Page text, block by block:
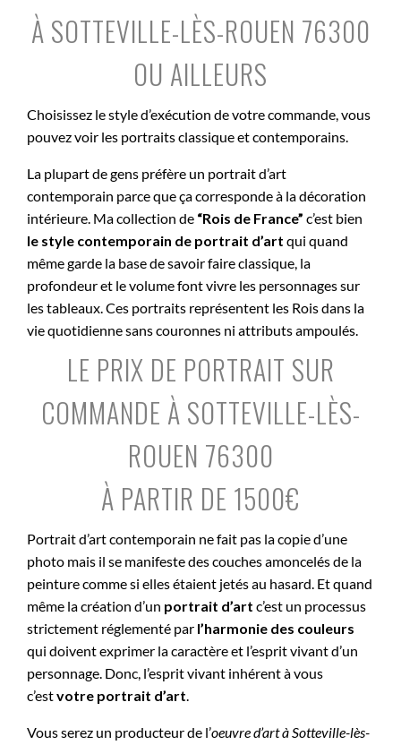
À SOTTEVILLE-LÈS-ROUEN 76300
OU AILLEURS
Choisissez le style d’exécution de votre commande, vous
pouvez voir les portraits classique et contemporains.
La plupart de gens préfère un portrait d’art
contemporain parce que ça corresponde à la décoration
intérieure. Ma collection de “Rois de France” c’est bien
le style contemporain de portrait d’art qui quand
même garde la base de savoir faire classique, la
profondeur et le volume font vivre les personnages sur
les tableaux. Ces portraits représentent les Rois dans la
vie quotidienne sans couronnes ni attributs ampoulés.
LE PRIX DE PORTRAIT SUR
COMMANDE À SOTTEVILLE-LÈS-
ROUEN 76300
À PARTIR DE 1500€
Portrait d’art contemporain ne fait pas la copie d’une
photo mais il se manifeste des couches amoncelés de la
peinture comme si elles étaient jetés au hasard. Et quand
même la création d’un portrait d’art c’est un processus
strictement réglementé par l’harmonie des couleurs
qui doivent exprimer la caractère et l’esprit vivant d’un
personnage. Donc, l’esprit vivant inhérent à vous
c’estvotre portrait d’art.
Vous serez un producteur de l’oeuvre d’art àSotteville-lès-